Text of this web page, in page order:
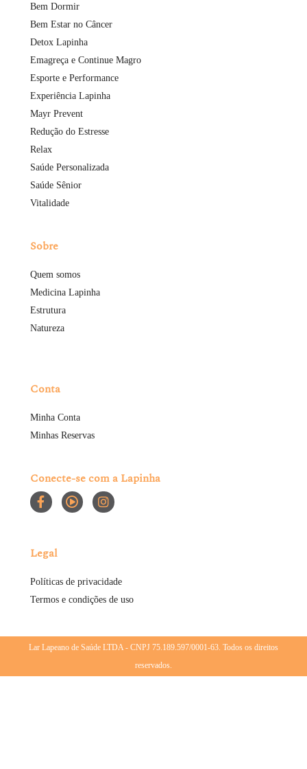
Bem Dormir
Bem Estar no Câncer
Detox Lapinha
Emagreça e Continue Magro
Esporte e Performance
Experiência Lapinha
Mayr Prevent
Redução do Estresse
Relax
Saúde Personalizada
Saúde Sênior
Vitalidade
Sobre
Quem somos
Medicina Lapinha
Estrutura
Natureza
Conta
Minha Conta
Minhas Reservas
Conecte-se com a Lapinha
Legal
Políticas de privacidade
Termos e condições de uso
Lar Lapeano de Saúde LTDA - CNPJ 75.189.597/0001-63. Todos os direitos
reservados.